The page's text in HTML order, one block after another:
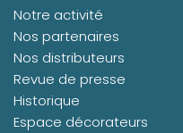
Notre activité
Nos partenaires
Nos distributeurs
Revue de presse
Historique
Espace décorateurs